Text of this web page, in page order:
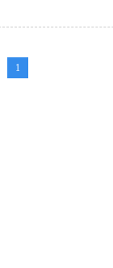
1